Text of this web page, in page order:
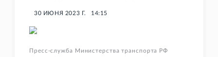
30 ИЮНЯ 2023 Г. 14:15
Пресс-служба Министерства транспорта РФ